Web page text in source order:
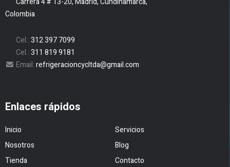
Colombia
Cel.:312 397 7099
Cel.:311 819 9181
Email:refrigeracioncycltda@gmail.com
Enlaces rápidos
Inicio
Servicios
Nosotros
Blog
Tienda
Contacto